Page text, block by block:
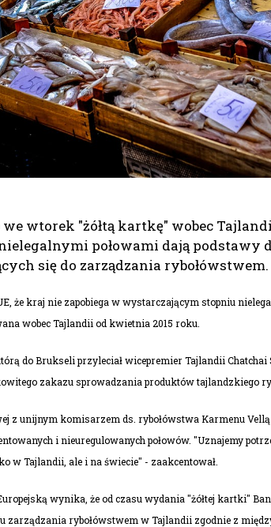
wtorek "żółtą kartkę" wobec
połowami dają podstawy
się do zarządzania rybołówstwem.
że kraj nie zapobiega w wystarczającym stopniu
wobec Tajlandii od kwietnia 2015 roku.
do Brukseli przyleciał wicepremier Tajlandii
zakazu sprowadzania produktów tajlandzkiego
z unijnym komisarzem ds. rybołówstwa Karmenu
i nieuregulowanych połowów. "Uznajemy
w Tajlandii, ale i na świecie" - zaakcentował.
wynika, że od czasu wydania "żółtej kartki"
zarządzania rybołówstwem w Tajlandii zgodnie z